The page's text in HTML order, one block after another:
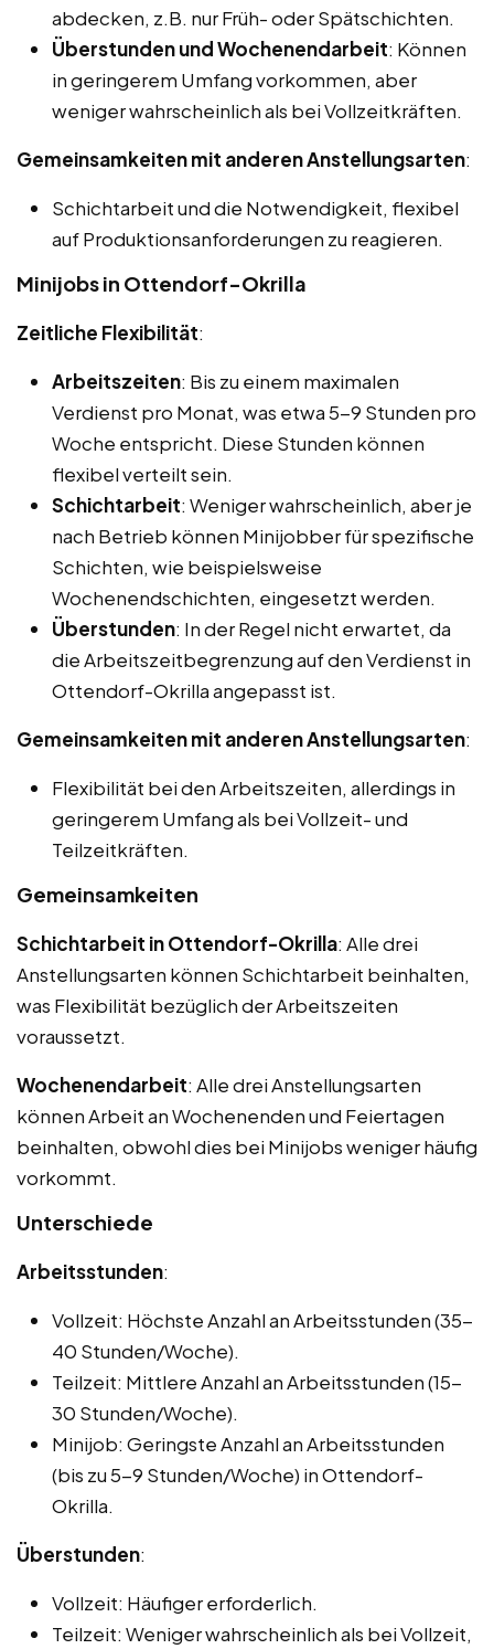
abdecken, z.B. nur Früh- oder Spätschichten.
Überstunden und Wochenendarbeit: Können
in geringerem Umfang vorkommen, aber
weniger wahrscheinlich als bei Vollzeitkräften.
Gemeinsamkeiten mit anderen Anstellungsarten:
Schichtarbeit und die Notwendigkeit, flexibel
auf Produktionsanforderungen zu reagieren.
Minijobs in Ottendorf-Okrilla
Zeitliche Flexibilität:
Arbeitszeiten: Bis zu einem maximalen
Verdienst pro Monat, was etwa 5-9 Stunden pro
Woche entspricht. Diese Stunden können
flexibel verteilt sein.
Schichtarbeit: Weniger wahrscheinlich, aber je
nach Betrieb können Minijobber für spezifische
Schichten, wie beispielsweise
Wochenendschichten, eingesetzt werden.
Überstunden: In der Regel nicht erwartet, da
die Arbeitszeitbegrenzung auf den Verdienst in
Ottendorf-Okrilla angepasst ist.
Gemeinsamkeiten mit anderen Anstellungsarten:
Flexibilität bei den Arbeitszeiten, allerdings in
geringerem Umfang als bei Vollzeit- und
Teilzeitkräften.
Gemeinsamkeiten
Schichtarbeit in Ottendorf-Okrilla: Alle drei
Anstellungsarten können Schichtarbeit beinhalten,
was Flexibilität bezüglich der Arbeitszeiten
voraussetzt.
Wochenendarbeit: Alle drei Anstellungsarten
können Arbeit an Wochenenden und Feiertagen
beinhalten, obwohl dies bei Minijobs weniger häufig
vorkommt.
Unterschiede
Arbeitsstunden:
Vollzeit: Höchste Anzahl an Arbeitsstunden (35-
40 Stunden/Woche).
Teilzeit: Mittlere Anzahl an Arbeitsstunden (15-
30 Stunden/Woche).
Minijob: Geringste Anzahl an Arbeitsstunden
(bis zu 5-9 Stunden/Woche) in Ottendorf-
Okrilla.
Überstunden:
Vollzeit: Häufiger erforderlich.
Teilzeit: Weniger wahrscheinlich als bei Vollzeit,